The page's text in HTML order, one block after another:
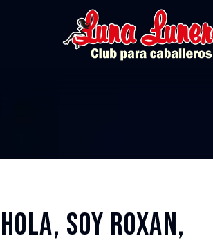
Hola, soy Roxan,